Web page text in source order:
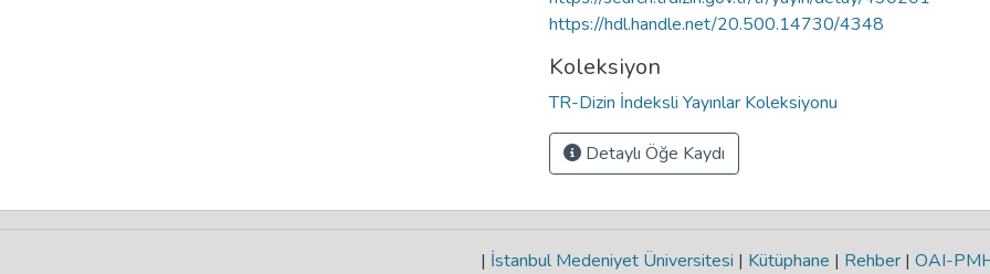
https://hdl.handle.net/20.500.14730/4348
Koleksiyon
TR-Dizin İndeksli Yayınlar Koleksiyonu
Detaylı Öğe Kaydı
| İstanbul Medeniyet Üniversitesi | Kütüphane | Rehber | OAI-